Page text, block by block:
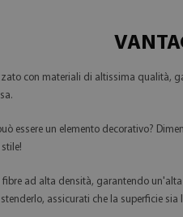
con materiali di altissima qualità,
essere un elemento decorativo?
ad alta densità, garantendo
assicurati che la superficie sia